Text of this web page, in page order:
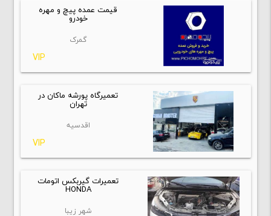
قیمت عمده پیچ و مهره
خودرو
گمرک
VIP
تعمیرگاه پورشه ماکان در
تهران
اقدسیه
VIP
تعمیرات گیربکس اتومات
HONDA
شهر زیبا